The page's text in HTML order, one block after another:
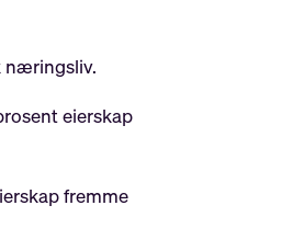
næringsliv.
eierskap
fremme